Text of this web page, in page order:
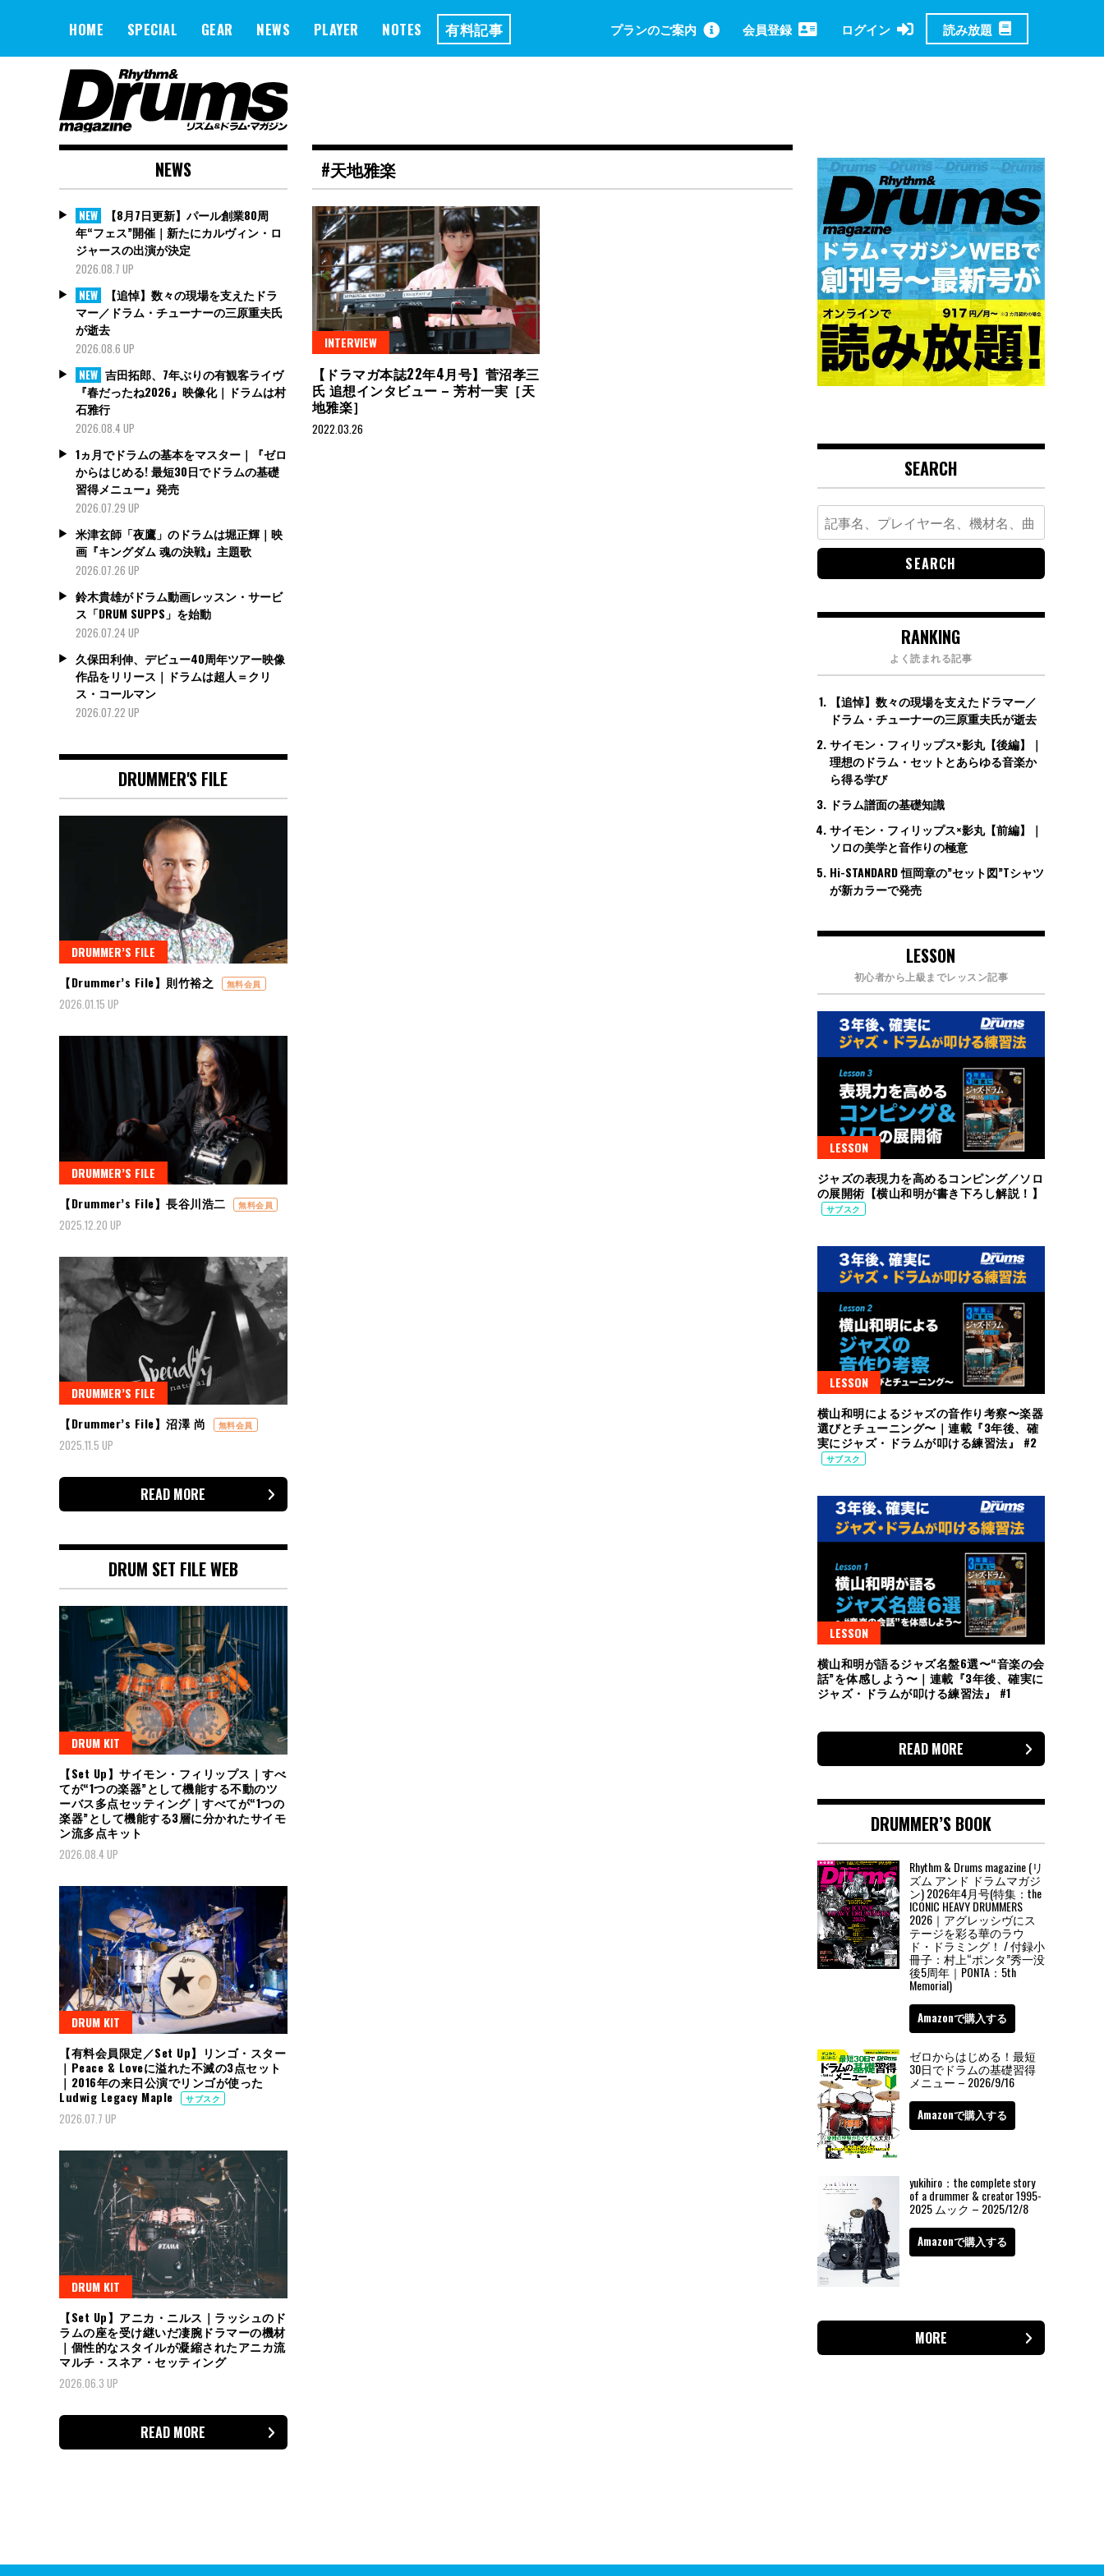
HOME SPECIAL GEAR NEWS PLAYER NOTES 有料記事 プランのご案内 会員登録 ログイン 読み放題
#天地雅楽
INTERVIEW
【ドラマガ本誌22年4月号】菅沼孝三
氏 追想インタビュー – 芳村一実［天
地雅楽］
2022.03.26
NEWS
NEW
【8月7日更新】パール創業80周
年“フェス”開催｜新たにカルヴィン・ロ
ジャースの出演が決定
2026.08.7 UP
NEW
【追悼】数々の現場を支えたドラ
マー／ドラム・チューナーの三原重夫氏
が逝去
2026.08.6 UP
NEW 吉田拓郎、7年ぶりの有観客ライヴ
『春だったね2026』映像化｜ドラムは村
石雅行
2026.08.4 UP
1ヵ月でドラムの基本をマスター｜『ゼロ
からはじめる! 最短30日でドラムの基礎
習得メニュー』発売
2026.07.29 UP
米津玄師「夜鷹」のドラムは堀正輝｜映
画『キングダム 魂の決戦』主題歌
2026.07.26 UP
鈴木貴雄がドラム動画レッスン・サービ
ス「DRUM SUPPS」を始動
2026.07.24 UP
久保田利伸、デビュー40周年ツアー映像
作品をリリース｜ドラムは超人＝クリ
ス・コールマン
2026.07.22 UP
DRUMMER'S FILE
DRUMMER’S FILE
【Drummer’s File】則竹裕之
無料会員
2026.01.15 UP
DRUMMER’S FILE
【Drummer’s File】長谷川浩二
無料会員
2025.12.20 UP
DRUMMER’S FILE
【Drummer’s File】沼澤 尚
無料会員
2025.11.5 UP
READ MORE
DRUM SET FILE WEB
DRUM KIT
【Set Up】サイモン・フィリップス｜すべ
てが“1つの楽器”として機能する不動のツ
ーバス多点セッティング｜すべてが“1つの
楽器”として機能する3層に分かれたサイモ
ン流多点キット
2026.08.4 UP
DRUM KIT
【有料会員限定／Set Up】リンゴ・スター
｜Peace & Loveに溢れた不滅の3点セット
｜2016年の来日公演でリンゴが使った
Ludwig Legacy Maple
サブスク
2026.07.7 UP
DRUM KIT
【Set Up】アニカ・ニルス｜ラッシュのド
ラムの座を受け継いだ凄腕ドラマーの機材
｜個性的なスタイルが凝縮されたアニカ流
マルチ・スネア・セッティング
2026.06.3 UP
READ MORE
SEARCH
Search
for:
RANKING
よく読まれる記事
【追悼】数々の現場を支えたドラマー／
ドラム・チューナーの三原重夫氏が逝去
サイモン・フィリップス×影丸【後編】｜
理想のドラム・セットとあらゆる音楽か
ら得る学び
ドラム譜面の基礎知識
サイモン・フィリップス×影丸【前編】｜
ソロの美学と音作りの極意
Hi-STANDARD 恒岡章の”セット図”Tシャツ
が新カラーで発売
LESSON
初心者から上級までレッスン記事
LESSON
ジャズの表現力を高めるコンピング／ソロ
の展開術【横山和明が書き下ろし解説！】
サブスク
LESSON
横山和明によるジャズの音作り考察〜楽器
選びとチューニング〜｜連載『3年後、確
実にジャズ・ドラムが叩ける練習法』 #2
サブスク
LESSON
横山和明が語るジャズ名盤6選〜“音楽の会
話”を体感しよう〜｜連載『3年後、確実に
ジャズ・ドラムが叩ける練習法』 #1
READ MORE
DRUMMER’S BOOK
Rhythm & Drums magazine (リ
ズム アンド ドラムマガジ
ン) 2026年4月号(特集：the
ICONIC HEAVY DRUMMERS
2026｜アグレッシヴにス
テージを彩る華のラウ
ド・ドラミング！ / 付録小
冊子：村上“ポンタ”秀一没
後5周年｜PONTA：5th
Memorial)
Amazonで購入する
ゼロからはじめる！最短
30日でドラムの基礎習得
メニュー – 2026/9/16
Amazonで購入する
yukihiro：the complete story
of a drummer & creator 1995-
2025 ムック – 2025/12/8
Amazonで購入する
MORE